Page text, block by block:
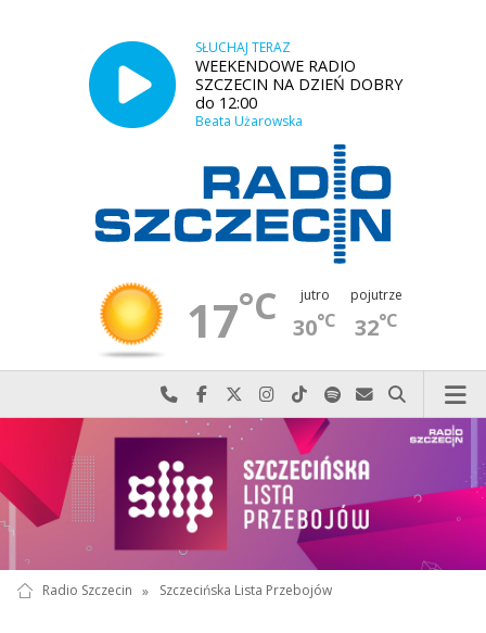
SŁUCHAJ TERAZ
WEEKENDOWE RADIO
SZCZECIN NA DZIEŃ DOBRY
do 12:00
Beata Użarowska
17°C jutro
30°C
pojutrze
32°C
Najlepiej po prostu do nas zadzwoń
Odwiedź nas na Facebook-u
Odwiedź nas na X
Odwiedź nas na Instagram-ie
Odwiedź nas na TikTok-u
Szukaj nas na Spotify
Wyślij do nas
Szukaj
Radio Szczecin » Szczecińska Lista Przebojów